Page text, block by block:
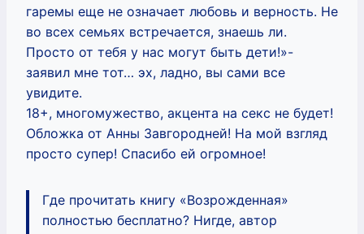
гаремы еще не означает любовь и верность. Не
во всех семьях встречается, знаешь ли.
Просто от тебя у нас могут быть дети!»-
заявил мне тот… эх, ладно, вы сами все
увидите.
18+, многомужество, акцента на секс не будет!
Обложка от Анны Завгородней! На мой взгляд
просто супер! Спасибо ей огромное!
Где прочитать книгу «Возрожденная»
полностью бесплатно? Нигде, автор